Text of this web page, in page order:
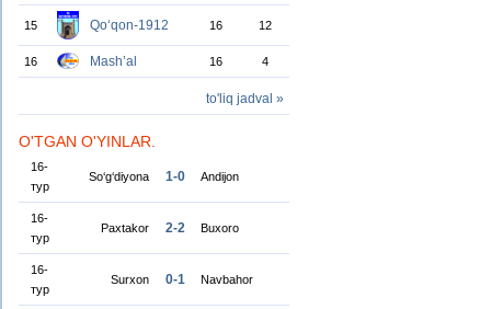
15 Qo‘qon-1912 16 12
16 Mash’al 16 4
to'liq jadval »
O'TGAN O'YINLAR.
16-
тур
So‘g‘diyona 1-0 Andijon
16-
тур
Paxtakor 2-2 Buxoro
16-
тур
Surxon 0-1 Navbahor